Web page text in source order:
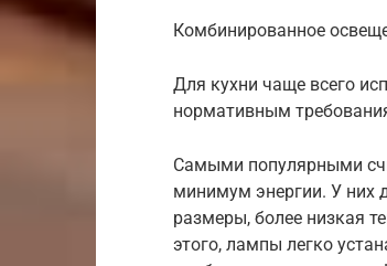
Комбинированное
Для кухни чаще всего
нормативным
Самыми популярными
минимум энергии. У них
размеры, более низкая
этого, лампы легко